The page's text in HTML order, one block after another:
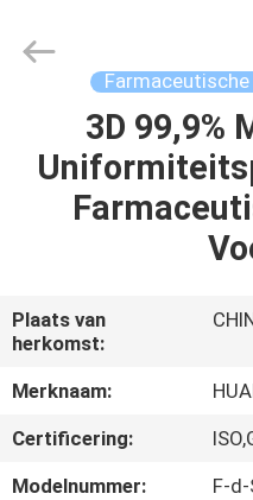
PRODUCTEN
ONS
FABRIEKSREIS
Machinery
Co.,Ltd..
3D 99,9%
Plaats van
herkomst:
Merknaam:
Certificering:
Modelnummer:
F-d-